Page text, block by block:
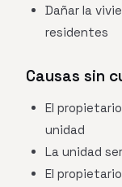
Dañar la
residentes
Causas sin
El
unidad
La unidad
El